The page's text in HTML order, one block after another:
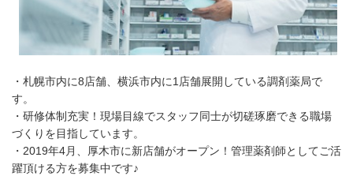
・札幌市内に8店舗、横浜市内に1店舗展開している調剤薬局で
す。
・研修体制充実！現場目線でスタッフ同士が切磋琢磨できる職場
づくりを目指しています。
・2019年4月、厚木市に新店舗がオープン！管理薬剤師としてご活
躍頂ける方を募集中です♪